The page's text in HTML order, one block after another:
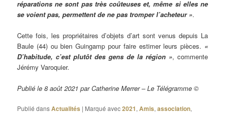
réparations ne sont pas très coûteuses et, même si elles ne
se voient pas, permettent de ne pas tromper l’acheteur ».
Cette fois, les propriétaires d’objets d’art sont venus depuis La
Baule (44) ou bien Guingamp pour faire estimer leurs pièces. «
D’habitude, c’est plutôt des gens de la région », commente
Jérémy Varoquier.
Publié le 8 août 2021 par Catherine Merrer – Le Télégramme ©
Publié dansActualités | Marqué avec2021,Amis,association,